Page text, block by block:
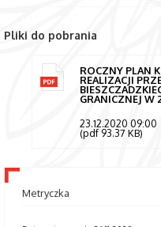
Pliki do pobrania
ROCZNY PLAN
REALIZACJI
GRANICZNEJ W
23.12.2020 09:00
(pdf 93.37 KB)
Metryczka